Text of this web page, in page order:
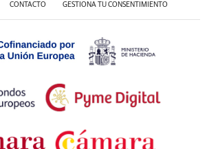
CONTACTO GESTIONA TU CONSENTIMIENTO